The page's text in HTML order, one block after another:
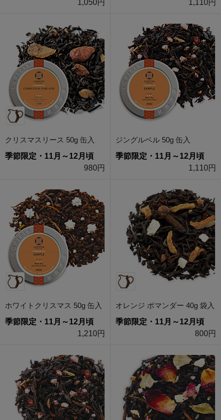
1,050円 1,110円
クリスマスリース 50g 缶入
季節限定・11月～12月頃
980円
ジングルベル 50g 缶入
季節限定・11月～12月頃
1,110円
ホワイトクリスマス 50g 缶入
季節限定・11月～12月頃
1,210円
オレンジ ポマンダー 40g 袋入
季節限定・11月～12月頃
800円